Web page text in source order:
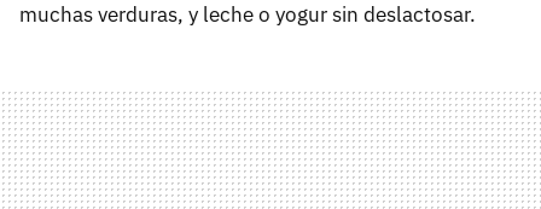
muchas verduras, y leche o yogur sin deslactosar.